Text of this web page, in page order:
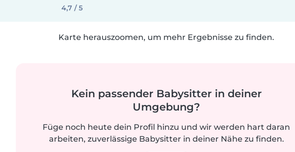
4,7 / 5
Karte herauszoomen, um mehr Ergebnisse zu finden.
Kein passender Babysitter in deiner
Umgebung?
Füge noch heute dein Profil hinzu und wir werden hart daran
arbeiten, zuverlässige Babysitter in deiner Nähe zu finden.